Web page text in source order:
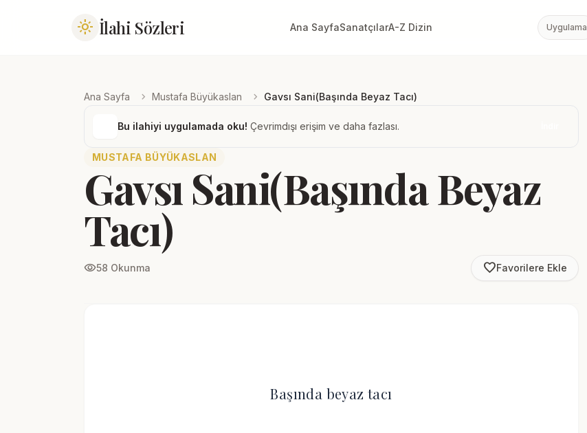
light_mode İlahi Sözleri Ana SayfaSanatçılarA-Z Dizin Uygulama
Ana Sayfa chevron_right Mustafa Büyükaslan chevron_right Gavsı Sani(Başında Beyaz Tacı)
Bu ilahiyi uygulamada oku! Çevrimdışı erişim ve daha fazlası.
MUSTAFA BÜYÜKASLAN
Gavsı Sani(Başında Beyaz
Tacı)
visibility58 Okunma favorite_borderFavorilere Ekle
Başında beyaz tacı